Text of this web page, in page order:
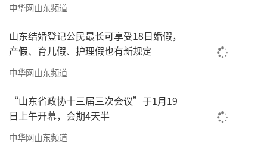
中华网山东频道
山东结婚登记公民最长可享受18日婚假，
产假、育儿假、护理假也有新规定
中华网山东频道
“山东省政协十三届三次会议”于1月19
日上午开幕，会期4天半
中华网山东频道